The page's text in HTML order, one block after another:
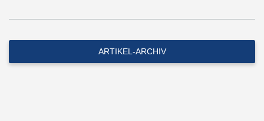
ARTIKEL-ARCHIV